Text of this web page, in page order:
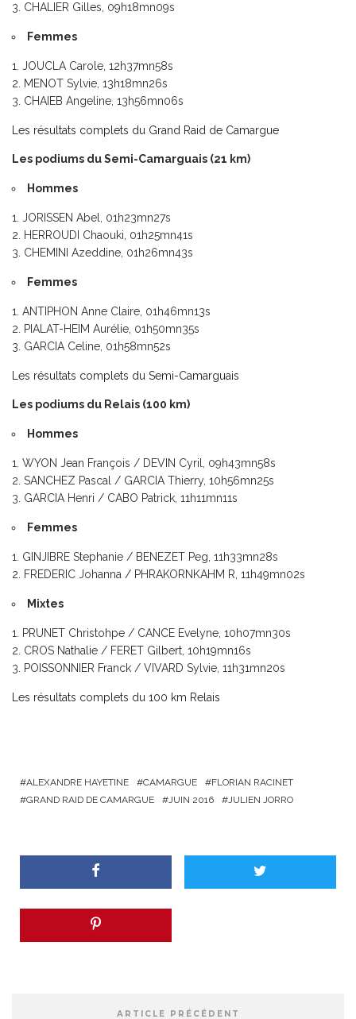
CHALIER Gilles, 09h18mn09s
Femmes
JOUCLA Carole, 12h37mn58s
MENOT Sylvie, 13h18mn26s
CHAIEB Angeline, 13h56mn06s
Les résultats complets du Grand Raid de Camargue
Les podiums du Semi-Camarguais (21 km)
Hommes
JORISSEN Abel, 01h23mn27s
HERROUDI Chaouki, 01h25mn41s
CHEMINI Azeddine, 01h26mn43s
Femmes
ANTIPHON Anne Claire, 01h46mn13s
PIALAT-HEIM Aurélie, 01h50mn35s
GARCIA Celine, 01h58mn52s
Les résultats complets du Semi-Camarguais
Les podiums du Relais (100 km)
Hommes
WYON Jean François / DEVIN Cyril, 09h43mn58s
SANCHEZ Pascal / GARCIA Thierry, 10h56mn25s
GARCIA Henri / CABO Patrick, 11h11mn11s
Femmes
GINJIBRE Stephanie / BENEZET Peg, 11h33mn28s
FREDERIC Johanna / PHRAKORNKAHM R, 11h49mn02s
Mixtes
PRUNET Christohpe / CANCE Evelyne, 10h07mn30s
CROS Nathalie / FERET Gilbert, 10h19mn16s
POISSONNIER Franck / VIVARD Sylvie, 11h31mn20s
Les résultats complets du 100 km Relais
ALEXANDRE HAYETINE CAMARGUE
FLORIAN RACINET
GRAND RAID DE CAMARGUE
JUIN 2016 JULIEN JORRO
ARTICLE PRÉCÉDENT